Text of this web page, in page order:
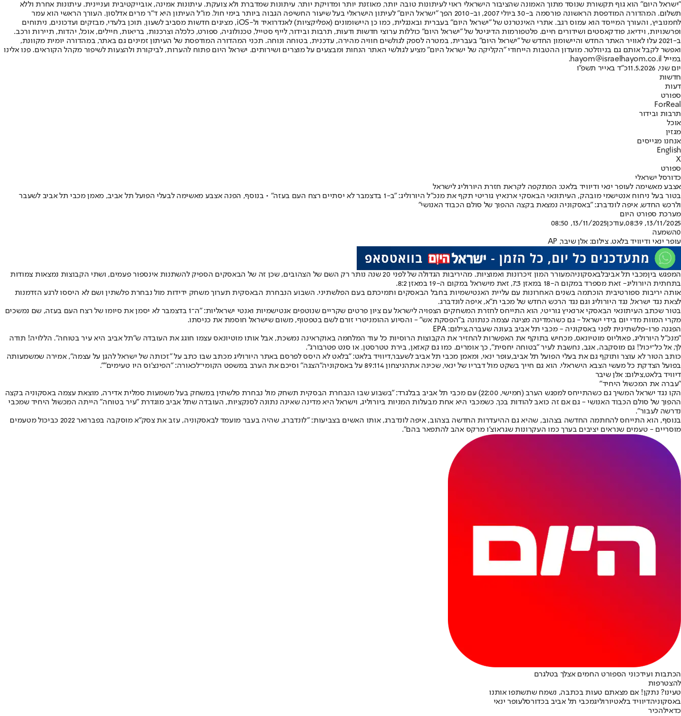
"ישראל היום" הוא גוף תקשורת שנוסד מתוך האמונה שהציבור הישראלי ראוי לעיתונות טובה יותר, מאוזנת יותר ומדויקת יותר. עיתונות שמדברת ולא צועקת. עיתונות אמינה, אובייקטיבית ועניינית. עיתונות אחרת וללא
תשלום. המהדורה המודפסת הראשונה פורסמה ב-30 ביולי 2007, וב-2010 הפך "ישראל היום" לעיתון הישראלי בעל שיעור החשיפה הגבוה ביותר בימי חול. מו"ל העיתון היא ד"ר מרים אדלסון. העורך הראשי הוא עמר
לחמנוביץ, והעורך המייסד הוא עמוס רגב. אתרי האינטרנט של "ישראל היום" בעברית ובאנגלית, כמו כן היישומונים (אפליקציות) לאנדרואיד ול-iOS, מציגים חדשות מסביב לשעון, תוכן בלעדי, מבזקים ועדכונים, ניתוחים
ופרשנויות, וידיאו, פודקאסטים ושידורים חיים. פלטפורמות הדיגיטל של "ישראל היום" כוללות ערוצי חדשות ודעות, תרבות ובידור, לייף סטייל, טכנולוגיה, ספורט, כלכלה וצרכנות, בריאות, חיילים, אוכל, יהדות, תיירות ורכב.
ב-2021 עלו לאוויר האתר החדש והיישומון החדש של "ישראל היום" בעברית, במטרה לספק לגולשים חוויה מהירה, עדכנית, בטוחה ונוחה. תכני המהדורה המודפסת של העיתון זמינים גם באתר, במהדורה יומית מקוונת,
ואפשר לקבל אותם גם בניוזלטר. מועדון ההטבות הייחודי "הקליקה של ישראל היום" מציע לגולשי האתר הנחות ומבצעים על מוצרים ושירותים. ישראל היום פתוח להערות, לביקורת ולהצעות לשיפור מקהל הקוראים. פנו אלינו
במייל hayom@israelhayom.co.il.
יום שני, 11.5.2026
כ"ד באייר תשפ"ו
חדשות
דעות
ספורט
ForReal
תרבות ובידור
אוכל
מגזין
אנחנו מגייסים
English
X
ספורט
כדורסל ישראלי
אצבע מאשימה לעופר ינאי ודיוויד בלאט: המתקפה לקראת חזרת היורוליג לישראל
בטור בעל ניחוח אנטישמי מובהק, העיתונאי הבאסקי ארנאיץ גוריטי תקף את מנכ"ל היורוליג: "ב-1 בדצמבר לא יסתיים רצח העם בעזה" • בנוסף, הפנה אצבע מאשימה לבעלי הפועל תל אביב, מאמן מכבי תל אביב לשעבר
ולרכש החדש, איפה לונדברג: "באסקוניה נמצאת בקצה ההפוך של סולם הכבוד האנושי"
מערכת ספורט היום
13/11/2025, 08:39
,עודכן13/11/2025, 08:50
0השמעה
עופר ינאי ודיוויד בלאט. צילום: אלן שיבר, AP
המפגש ביןמכבי תל אביבלבאסקוניה
מעורר המון זיכרונות ואמוציות. מהיריבות הגדולה של לפני 20 שנה נותר רק השם של הצהובים, שכן זה של הבאסקים הספיק להשתנות אינספור פעמים, ושתי הקבוצות נמצאות צמודות
בתחתית היורוליג- זאת מספרד במקום ה-18 במאזן 7:3, זאת מישראל במקום ה-19 במאזן 8:2.
אותה יריבות ספורטיבית הוכתמה בשנים האחרונות עם עליית האנטישמיות בחבל הבאסקים ותמיכתם בעם הפלשתיני. השבוע הנבחרת הבאסקית תערוך משחק ידידות מול נבחרת פלשתין ושם לא היססו לרגע הזדמנות
לצאת נגד ישראל, נגד היורוליג וגם נגד הרכש החדש של מכבי ת"א, איפה לונדברג.
בטור שכתב העיתונאי הבאסקי ארנאיץ גוריטי, הוא התייחס לחזרת המשחקים הצפויה לישראל עם ציון פרטים שקריים שנוטפים אנטישמיות ואנטי ישראליות: "ה־1 בדצמבר לא יסמן את סיומו של רצח העם בעזה, שם נמשכים
מקרי המוות מדי יום בידי ישראל - גם כשהמדינה מציגה עצמה כנתונה ב״הפסקת אש״ - והסיוע ההומניטרי זורם לשם בטפטוף, משום שישראל חוסמת את כניסתו.
הפגנה פרו-פלשתינית לפני באסקוניה - מכבי תל אביב בעונה שעברה,צילום: EPA
"מנכ"ל היורוליג, פאוליוס מוטיונאס, מכחיש בתוקף את האפשרות להחזיר את הקבוצות הרוסיות כל עוד המלחמה באוקראינה נמשכת, אבל אותו מוטיונאס עצמו חוגג את העובדה ש״תל אביב היא עיר בטוחה״. הללויה! תודה
לך, אל כל־יכול! גם מוסקבה, אגב, נחשבת לעיר ״בטוחה יחסית״, כך אומרים. כמו גם קאזאן, בירת טטרסטן. או סנט פטרבורג".
כותב הטור לא עוצר ותוקף גם את בעלי הפועל תל אביב,עופר ינאי, ומאמן מכבי תל אביב לשעבר,דיוויד בלאט: "בלאט לא היסס לפרסם באתר היורוליג מכתב שבו כתב על ״זכותה של ישראל להגן על עצמה״, אמירה שמשמעותה
בפועל הצדקת כל מעשי הצבא הישראלי. הוא גם חייך בשקט מול דבריו של ינאי, שכינה אתהניצחון 89:114 על באסקוניה
"הצגה" וסיכם את הערב במשפט הקומי־לכאורה: "הפינצ׳וס היו טעימים"".
דיוויד בלאט,צילום: אלן שיבר
"עברה את המכשול היחיד"
הקו נגד ישראל המשיך גם כשהתייחס למפגש הערב (חמישי, 22:00) עם מכבי תל אביב בבלגרד: "בשבוע שבו הנבחרת הבסקית תשחק מול נבחרת פלשתין במשחק בעל משמעות סמלית אדירה, מוצאת עצמה באסקוניה בקצה
ההפוך של סולם הכבוד האנושי - גם אם זה כואב להודות בכך. כשמכבי היא אחת מבעלות המניות ביורוליג, וישראל היא מדינה שאינה נתונה לסנקציות, העובדה שתל אביב מוגדרת ״עיר בטוחה״ הייתה המכשול היחיד שמכבי
נדרשה לעבור".
בנוסף, הוא התייחס להחתמה החדשה בצהוב, שהיא גם ההיעדרות החדשה בצהוב, איפה לונדברג, אותו האשים בצביעות: "לונדברג, שהיה בעבר מועמד לבאסקוניה, עזב את צסק״א מוסקבה בפברואר 2022 כביכול מטעמים
מוסריים - טעמים שנראים יציבים בערך כמו העקרונות שגראוצ׳ו מרקס אהב להתפאר בהם".
הכתבות ועידכוני הספורט החמים אצלך בטלגרם
להצטרפות
טעינו? נתקן! אם מצאתם טעות בכתבה, נשמח שתשתפו אותנו
באסקוניהדיוויד בלאטיורוליגמכבי תל אביב בכדורסלעופר ינאי
כדאילהכיר